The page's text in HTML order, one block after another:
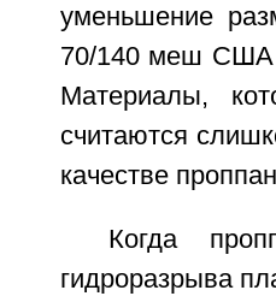
уменьшение
70/140 меш США
Материалы,
считаются
качестве
Когда
гидроразрыва